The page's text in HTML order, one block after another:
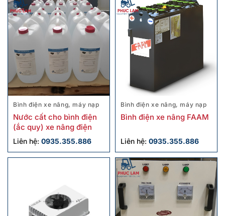
Bình điện xe nâng, máy nạp
Nước cất cho bình điện
(ắc quy) xe nâng điện
Liên hệ: 0935.355.886
Bình điện xe nâng, máy nạp
Bình điện xe nâng FAAM
Liên hệ: 0935.355.886